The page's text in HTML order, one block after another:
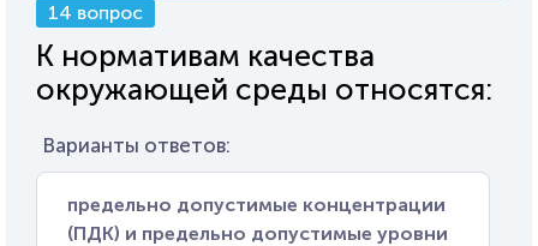
14 вопрос
К нормативам качества
окружающей среды относятся:
Варианты ответов:
предельно допустимые концентрации
(ПДК) и предельно допустимые уровни